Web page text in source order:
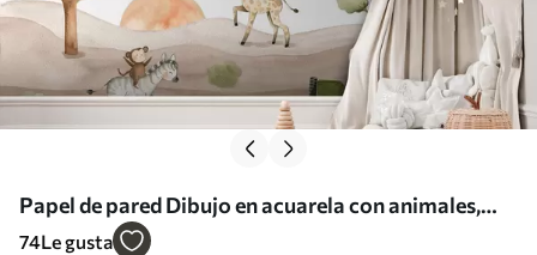
Papel de pared Dibujo en acuarela con animales,
globos, avión y coche Nr. u95882
74Le gusta